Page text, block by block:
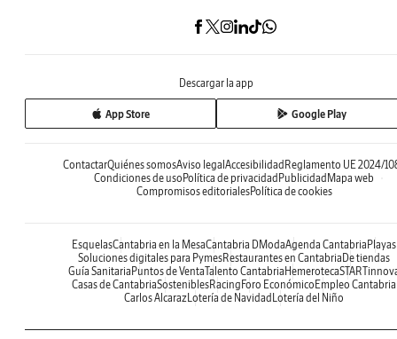
Descargar la app
App Store Google Play
ContactarQuiénes somosAviso legal Accesibilidad Reglamento UE 2024/
Condiciones de uso Política de privacidad Publicidad Mapa web
Compromisos editorialesPolítica de cookies
EsquelasCantabria en la MesaCantabria DModaAgenda Cantabria Playas
Soluciones digitales para PymesRestaurantes en Cantabria De tiendas
Guía Sanitaria Puntos de VentaTalento Cantabria Hemeroteca
Casas de CantabriaSosteniblesRacing Foro Económico Empleo Cantabria
Carlos AlcarazLotería de Navidad Lotería del Niño